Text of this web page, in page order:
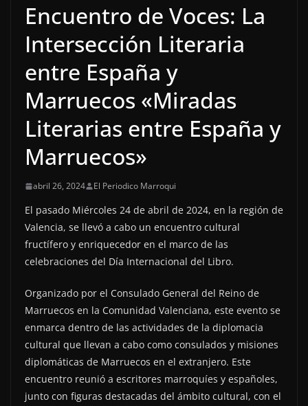
Encuentro de Voces: La
Intersección Literaria
entre España y
Marruecos «Miradas
Literarias entre España y
Marruecos»
abril 26, 2024 El Periodico Marroqui
El pasado Miércoles 24 de abril de 2024, en la región de
Valencia, se llevó a cabo un encuentro cultural
fructífero y enriquecedor en el marco de las
celebraciones del Día Internacional del Libro.
Organizado por el Consulado General del Reino de
Marruecos en la Comunidad Valenciana, este evento se
enmarca dentro de las actividades de la diplomacia
cultural que llevan a cabo como consulados y misiones
diplomáticas de Marruecos en el extranjero. Este
encuentro reunió a escritores marroquíes y españoles,
junto con figuras destacadas del ámbito cultural, con el